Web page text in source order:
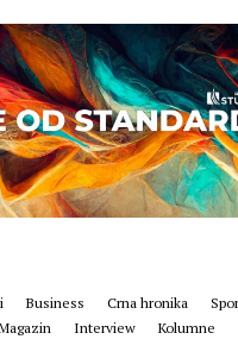
Business Crna hronika
Interview Kolumne